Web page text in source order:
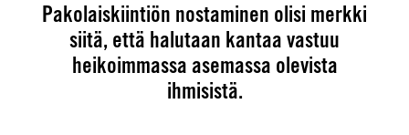
Pakolaiskiintiön nostaminen olisi merkki
siitä, että halutaan kantaa vastuu
heikoimmassa asemassa olevista
ihmisistä.